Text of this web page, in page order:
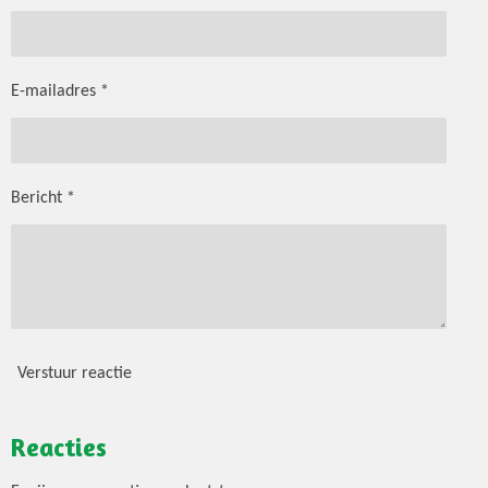
E-mailadres *
Bericht *
Verstuur reactie
Reacties